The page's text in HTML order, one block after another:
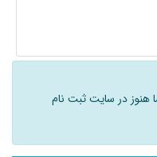
هنوز در سایت ثبت نام